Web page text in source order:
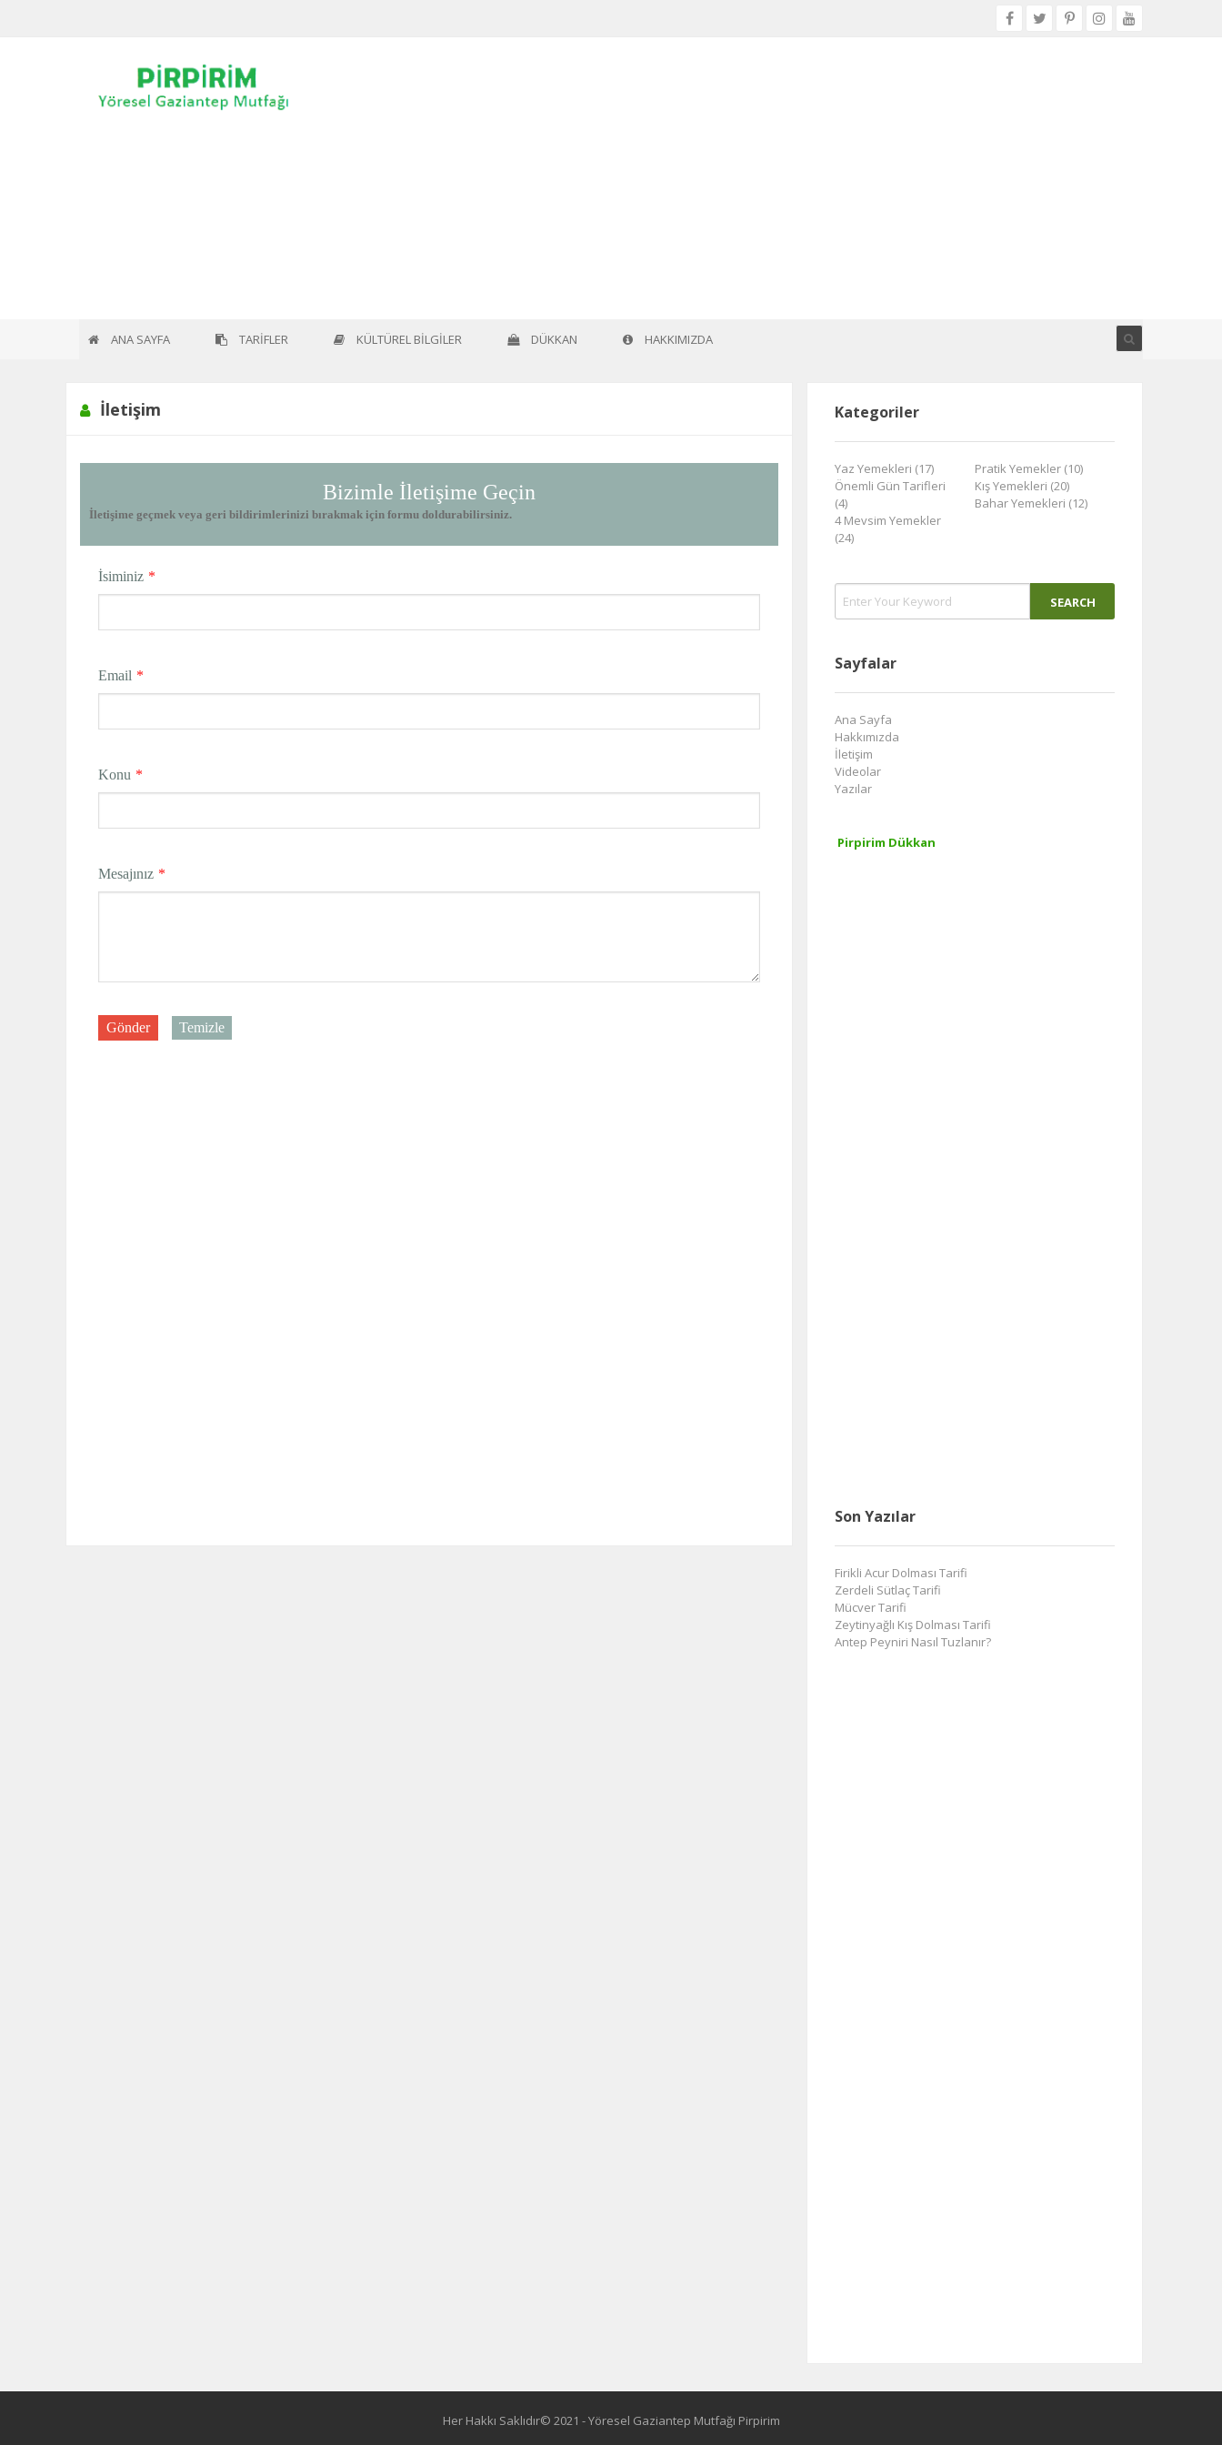
ANA SAYFA TARİFLER KÜLTÜREL BILGILER DÜKKAN HAKKIMIZDA
Home İletişim
İletişim
Bizimle İletişime Geçin
İletişime geçmek veya geri bildirimlerinizi bırakmak için formu doldurabilirsiniz.
İsiminiz *
Email *
Konu *
Mesajınız *
Gönder Temizle
Kategoriler
Yaz Yemekleri (17)
Pratik Yemekler (10)
Önemli Gün Tarifleri
(4)
Kış Yemekleri (20)
Bahar Yemekleri (12)
4 Mevsim Yemekler
(24)
Sayfalar
Ana Sayfa
Hakkımızda
İletişim
Videolar
Yazılar
Pirpirim Dükkan
Son Yazılar
Firikli Acur Dolması Tarifi
Zerdeli Sütlaç Tarifi
Mücver Tarifi
Zeytinyağlı Kış Dolması Tarifi
Antep Peyniri Nasıl Tuzlanır?
Her Hakkı Saklıdır© 2021 - Yöresel Gaziantep Mutfağı Pirpirim